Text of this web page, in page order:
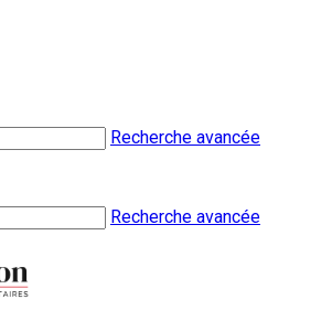
Recherche avancée
Recherche avancée